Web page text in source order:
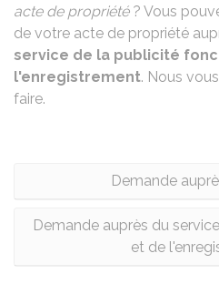
acte de propriété? Vous
de votre acte de propriété
service de la publicité
l'enregistrement. Nous
faire.
Demande
Demande auprès du
et de